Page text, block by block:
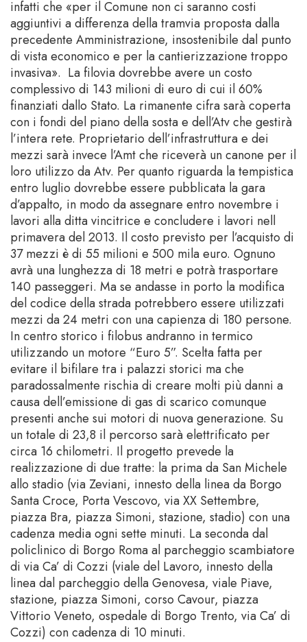
infatti che «per il Comune non ci saranno costi
aggiuntivi a differenza della tramvia proposta dalla
precedente Amministrazione, insostenibile dal punto
di vista economico e per la cantierizzazione troppo
invasiva». La filovia dovrebbe avere un costo
complessivo di 143 milioni di euro di cui il 60%
finanziati dallo Stato. La rimanente cifra sarà coperta
con i fondi del piano della sosta e dell’Atv che gestirà
l’intera rete. Proprietario dell’infrastruttura e dei
mezzi sarà invece l’Amt che riceverà un canone per il
loro utilizzo da Atv. Per quanto riguarda la tempistica
entro luglio dovrebbe essere pubblicata la gara
d’appalto, in modo da assegnare entro novembre i
lavori alla ditta vincitrice e concludere i lavori nell
primavera del 2013. Il costo previsto per l’acquisto di
37 mezzi è di 55 milioni e 500 mila euro. Ognuno
avrà una lunghezza di 18 metri e potrà trasportare
140 passeggeri. Ma se andasse in porto la modifica
del codice della strada potrebbero essere utilizzati
mezzi da 24 metri con una capienza di 180 persone.
In centro storico i filobus andranno in termico
utilizzando un motore “Euro 5”. Scelta fatta per
evitare il bifilare tra i palazzi storici ma che
paradossalmente rischia di creare molti più danni a
causa dell’emissione di gas di scarico comunque
presenti anche sui motori di nuova generazione. Su
un totale di 23,8 il percorso sarà elettrificato per
circa 16 chilometri. Il progetto prevede la
realizzazione di due tratte: la prima da San Michele
allo stadio (via Zeviani, innesto della linea da Borgo
Santa Croce, Porta Vescovo, via XX Settembre,
piazza Bra, piazza Simoni, stazione, stadio) con una
cadenza media ogni sette minuti. La seconda dal
policlinico di Borgo Roma al parcheggio scambiatore
di via Ca’ di Cozzi (viale del Lavoro, innesto della
linea dal parcheggio della Genovesa, viale Piave,
stazione, piazza Simoni, corso Cavour, piazza
Vittorio Veneto, ospedale di Borgo Trento, via Ca’ di
Cozzi) con cadenza di 10 minuti.